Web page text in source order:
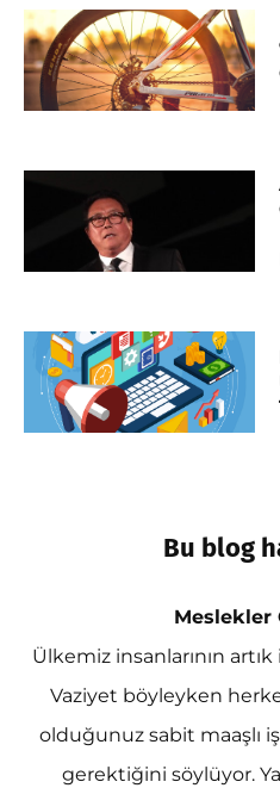
Bu blog
Meslekler
Ülkemiz insanlarının
Vaziyet böyleyken
olduğunuz sabit maaşlı
gerektiğini söylüyor.